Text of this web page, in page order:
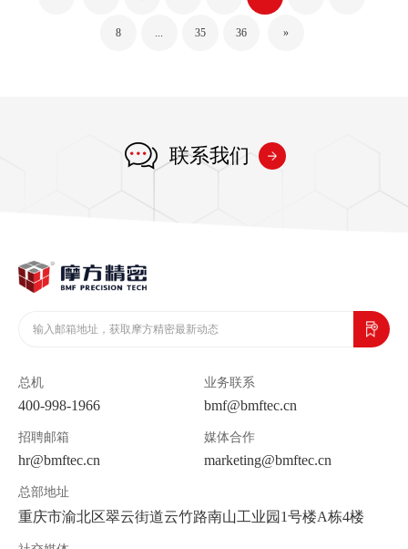
8 ... 35 36 »
联系我们
总机
400-998-1966
业务联系
bmf@bmftec.cn
招聘邮箱
hr@bmftec.cn
媒体合作
marketing@bmftec.cn
总部地址
重庆市渝北区翠云街道云竹路南山工业园1号楼A栋4楼